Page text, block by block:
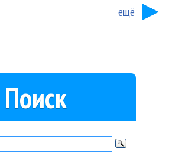
ещё
Поиск